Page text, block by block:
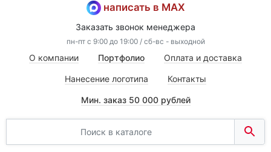
написать в MAX
Заказать звонок менеджера
пн-пт с 9:00 до 19:00 / сб-вс - выходной
О компании Портфолио Оплата и доставка
Нанесение логотипа Контакты
Мин. заказ 50 000 рублей